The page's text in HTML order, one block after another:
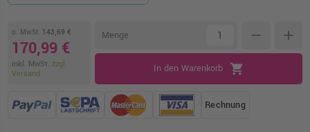
o. MwSt. 143,69 €
170,99 €
inkl. MwSt. zzgl.
Versand
Menge remove add
In den Warenkorb shopping_cart
Rechnung